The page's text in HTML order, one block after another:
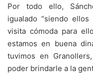
Por todo ello,
igualado “siendo
visita cómoda para
estamos en buena
tuvimos en
poder brindarle a la